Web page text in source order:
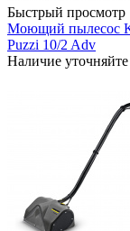
Быстрый просмотр
Моющий пылесос
Puzzi 10/2 Adv
Наличие уточняйте